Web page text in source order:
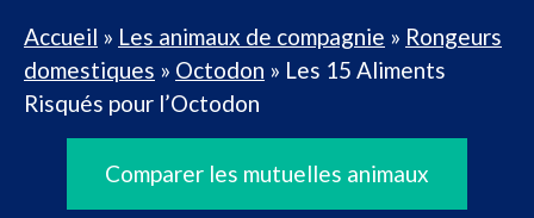
Accueil » Les animaux de compagnie » Rongeurs
domestiques » Octodon » Les 15 Aliments
Risqués pour l’Octodon
Comparer les mutuelles animaux